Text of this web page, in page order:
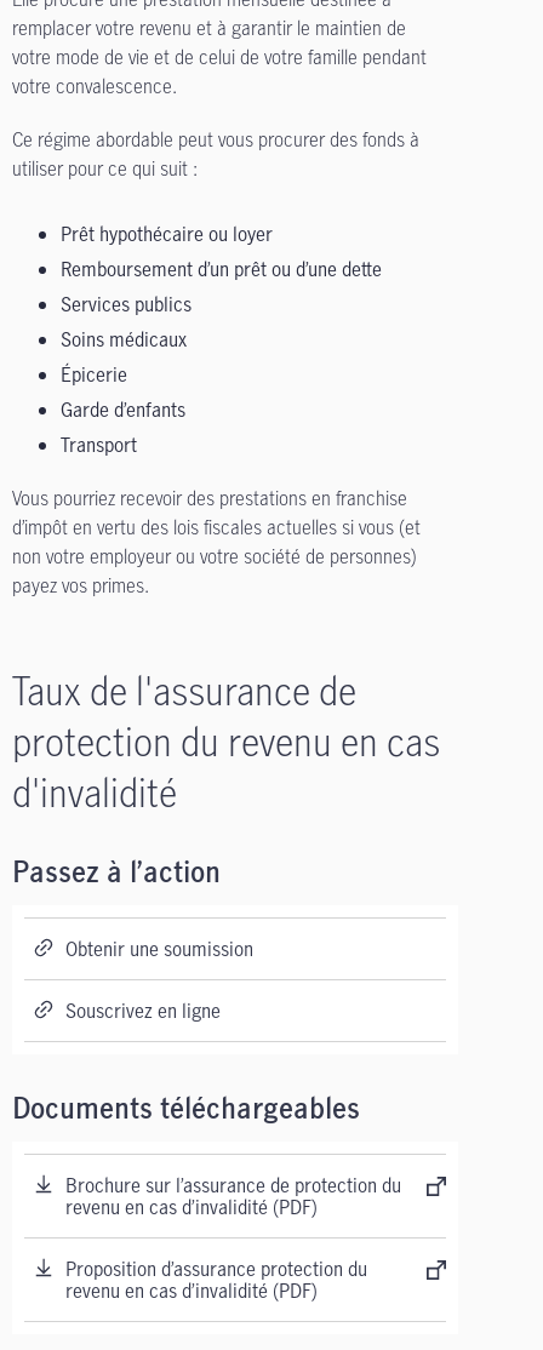
remplacer votre revenu et à garantir le maintien de
votre mode de vie et de celui de votre famille pendant
votre convalescence.
Ce régime abordable peut vous procurer des fonds à
utiliser pour ce qui suit :
Prêt hypothécaire ou loyer
Remboursement d’un prêt ou d’une dette
Services publics
Soins médicaux
Épicerie
Garde d’enfants
Transport
Vous pourriez recevoir des prestations en franchise
d’impôt en vertu des lois fiscales actuelles si vous (et
non votre employeur ou votre société de personnes)
payez vos primes.
Taux de l'assurance de
protection du revenu en cas
d'invalidité
Passez à l’action
Obtenir une soumission
Souscrivez en ligne
Documents téléchargeables
Brochure sur l’assurance de protection du
revenu en cas d’invalidité (PDF)
Proposition d’assurance protection du
revenu en cas d’invalidité (PDF)